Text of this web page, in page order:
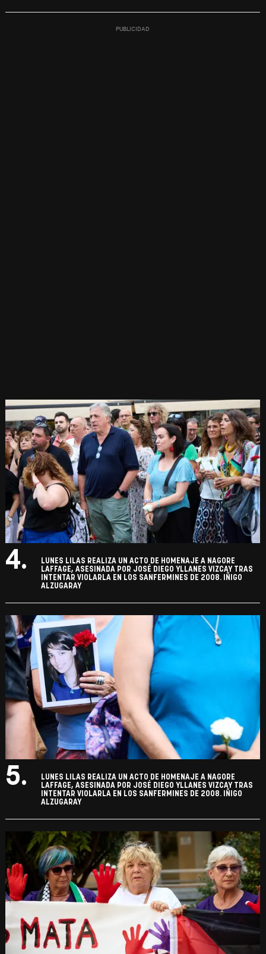
4.
LUNES LILAS REALIZA UN ACTO DE HOMENAJE A NAGORE
LAFFAGE, ASESINADA POR JOSÉ DIEGO YLLANES VIZCAY TRAS
INTENTAR VIOLARLA EN LOS SANFERMINES DE 2008. IÑIGO
ALZUGARAY
5.
LUNES LILAS REALIZA UN ACTO DE HOMENAJE A NAGORE
LAFFAGE, ASESINADA POR JOSÉ DIEGO YLLANES VIZCAY TRAS
INTENTAR VIOLARLA EN LOS SANFERMINES DE 2008. IÑIGO
ALZUGARAY